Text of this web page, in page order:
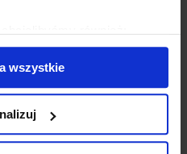
nawet do kilku metrów
aktywnie
je zbiory danych
odcisk palca)
wszystkie